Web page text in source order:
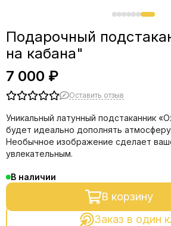
Подарочный
на кабана"
7 000 ₽
Оставить отзыв
Уникальный латунный подстаканник
будет идеально дополнять
Необычное изображение сделает
увлекательным.
В наличии
В корзину
Заказ в один